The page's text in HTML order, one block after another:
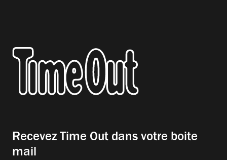
Recevez Time Out dans votre boite
mail